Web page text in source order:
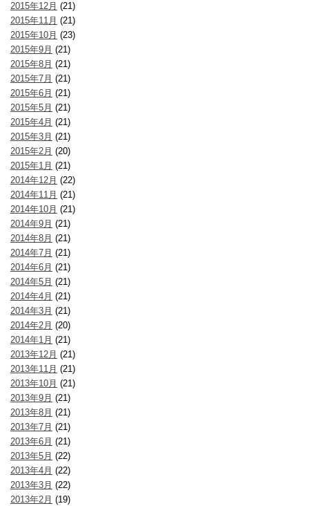
2015年12月 (21)
2015年11月 (21)
2015年10月 (23)
2015年9月 (21)
2015年8月 (21)
2015年7月 (21)
2015年6月 (21)
2015年5月 (21)
2015年4月 (21)
2015年3月 (21)
2015年2月 (20)
2015年1月 (21)
2014年12月 (22)
2014年11月 (21)
2014年10月 (21)
2014年9月 (21)
2014年8月 (21)
2014年7月 (21)
2014年6月 (21)
2014年5月 (21)
2014年4月 (21)
2014年3月 (21)
2014年2月 (20)
2014年1月 (21)
2013年12月 (21)
2013年11月 (21)
2013年10月 (21)
2013年9月 (21)
2013年8月 (21)
2013年7月 (21)
2013年6月 (21)
2013年5月 (22)
2013年4月 (22)
2013年3月 (22)
2013年2月 (19)